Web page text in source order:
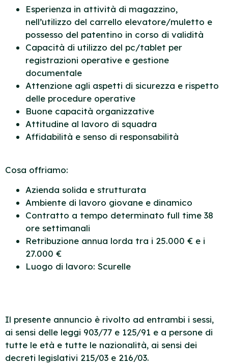
Esperienza in attività di magazzino,
nell’utilizzo del carrello elevatore/muletto e
possesso del patentino in corso di validità
Capacità di utilizzo del pc/tablet per
registrazioni operative e gestione
documentale
Attenzione agli aspetti di sicurezza e rispetto
delle procedure operative
Buone capacità organizzative
Attitudine al lavoro di squadra
Affidabilità e senso di responsabilità
Cosa offriamo:
Azienda solida e strutturata
Ambiente di lavoro giovane e dinamico
Contratto a tempo determinato full time 38
ore settimanali
Retribuzione annua lorda tra i 25.000 € e i
27.000 €
Luogo di lavoro: Scurelle
Il presente annuncio è rivolto ad entrambi i sessi,
ai sensi delle leggi 903/77 e 125/91 e a persone di
tutte le età e tutte le nazionalità, ai sensi dei
decreti legislativi 215/03 e 216/03.